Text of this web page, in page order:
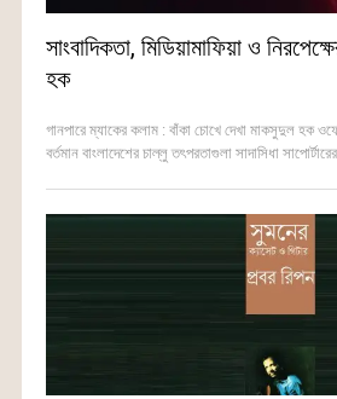
সাংবাদিকতা, মিডিয়ামাফিয়া ও
হক
গানপারে ম্যাকের কলাম : বাঁকা চোখে দেখা মাকসুদুল হক
বর্তমান বাংলাদেশের চাল্লু তৎপরতাগুলা সাদাসিধা